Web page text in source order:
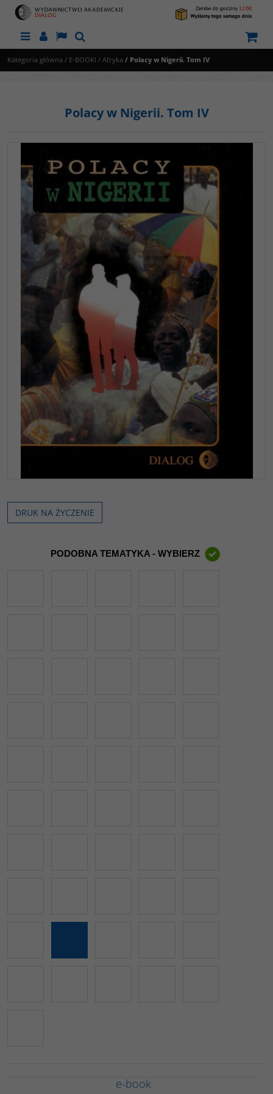
MenuPanelLangSzukaj
Kategoria główna / E-BOOKI / Afryka / Polacy w Nigerii. Tom IV
Polacy w Nigerii. Tom IV
DRUK NA ŻYCZENIE
PODOBNA TEMATYKA - WYBIERZ
e-book